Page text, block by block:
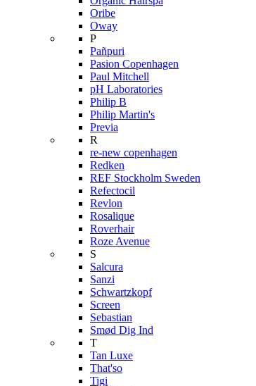
Oribe
Oway
P
Pañpuri
Pasion Copenhagen
Paul Mitchell
pH Laboratories
Philip B
Philip Martin's
Previa
R
re-new copenhagen
Redken
REF Stockholm Sweden
Refectocil
Revlon
Rosalique
Roverhair
Roze Avenue
S
Salcura
Sanzi
Schwartzkopf
Screen
Sebastian
Smød Dig Ind
T
Tan Luxe
That'so
Tigi